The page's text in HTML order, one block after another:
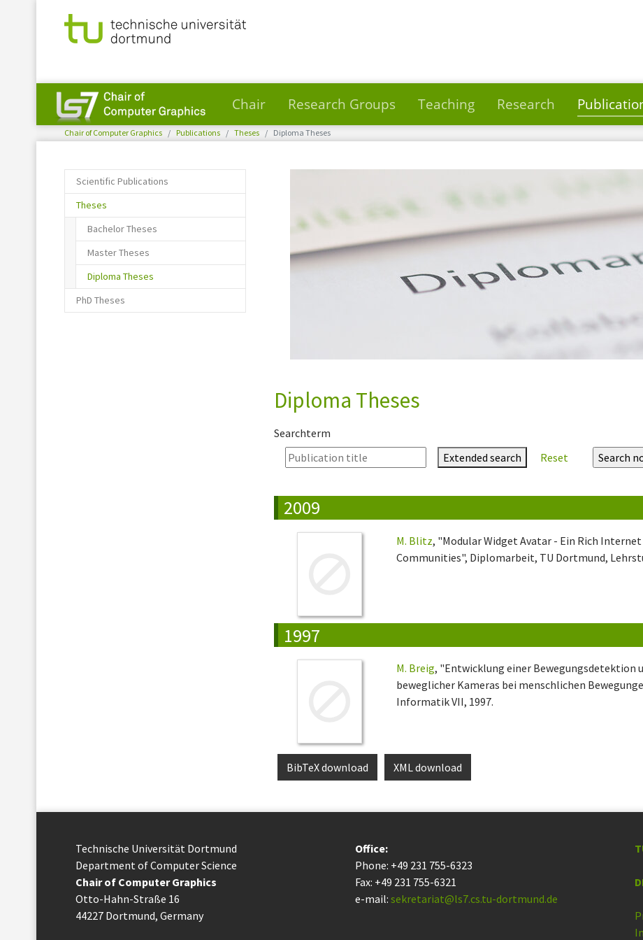
Skip to main content
Chair Research Groups Teaching Research
You are here:
Chair of Computer Graphics Publications Theses Diploma Theses
Scientific Publications
Theses
Bachelor Theses
Master Theses
Diploma Theses
PhD Theses
Diploma Theses
Searchterm
Extended search
Reset
2009
M. Blitz, "Modular Widget Avatar - Ein Rich
Communities", Diplomarbeit, TU Dortmund,
1997
M. Breig, "Entwicklung einer Bewegungsdetektion
beweglicher Kameras bei menschlichen
Informatik VII, 1997.
BibTeX download XML download
Technische Uni­ver­si­tät Dort­mund
Department of Computer Science
Chair of Computer Graphics
Otto-Hahn-Straße 16
44227 Dort­mund, Germany
Office:
Phone: +49 231 755-6323
Fax: +49 231 755-6321
e-mail: sekretariat@ls7.cs.tu-dortmund.de